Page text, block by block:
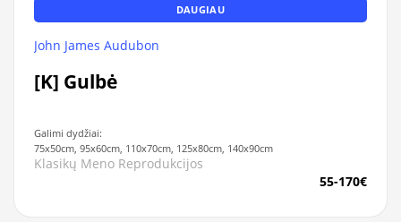
DAUGIAU
John James Audubon
[K] Gulbė
Galimi dydžiai:
75x50cm, 95x60cm, 110x70cm, 125x80cm, 140x90cm
Klasikų Meno Reprodukcijos
55-170€